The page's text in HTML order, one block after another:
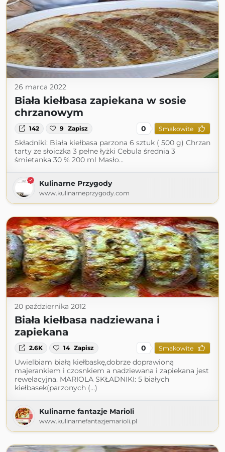
26 marca 2022
Biała kiełbasa zapiekana w sosie
chrzanowym
142 9 Zapisz 0 Smakowite
Składniki: Biała kiełbasa parzona 6 sztuk ( 500 g) Chrzan
tarty ze słoiczka 3 pełne łyżki Cebula średnia 3
śmietanka 30 % 200 ml Masło...
Kulinarne Przygody
www.kulinarneprzygody.com
20 października 2012
Biała kiełbasa nadziewana i
zapiekana
2.6K 14 Zapisz 0 Smakowite
Uwielbiam białą kiełbaskę,dobrze doprawioną
majerankiem i czosnkiem a nadziewana i zapiekana jest
rewelacyjna. MARIOLA SKŁADNIKI: 5 białych
kiełbasek(parzonych (...)
Kulinarne fantazje Marioli
www.kulinarnefantazjemarioli.pl